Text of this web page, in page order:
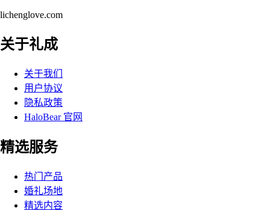
lichenglove.com
关于礼成
关于我们
用户协议
隐私政策
HaloBear 官网
精选服务
热门产品
婚礼场地
精选内容